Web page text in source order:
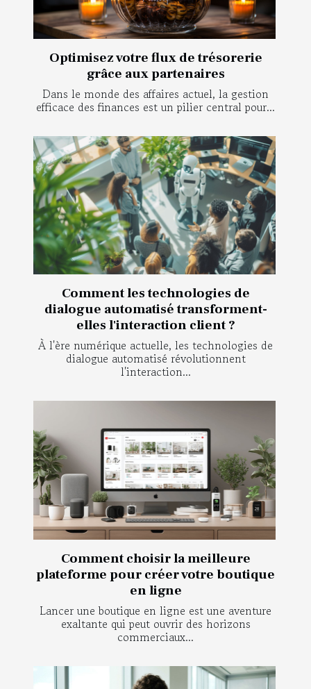
Optimisez votre flux de trésorerie
grâce aux partenaires
Dans le monde des affaires actuel, la gestion
efficace des finances est un pilier central pour...
Comment les technologies de
dialogue automatisé transforment-
elles l'interaction client ?
À l'ère numérique actuelle, les technologies de
dialogue automatisé révolutionnent
l'interaction...
Comment choisir la meilleure
plateforme pour créer votre boutique
en ligne
Lancer une boutique en ligne est une aventure
exaltante qui peut ouvrir des horizons
commerciaux...